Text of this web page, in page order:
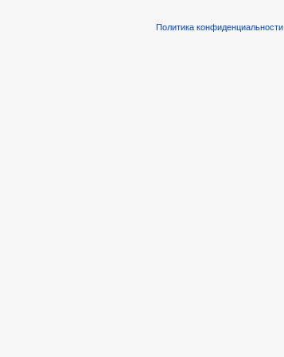
Политика конфиденциальности